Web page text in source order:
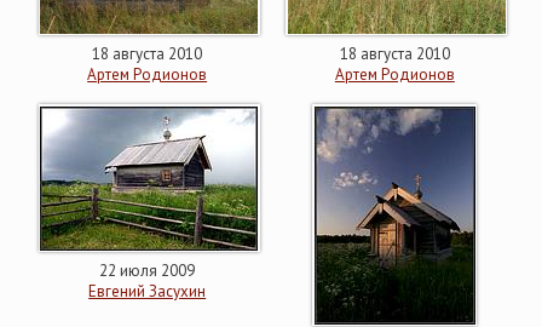
18 августа 2010
Артем Родионов
18 августа 2010
Артем Родионов
22 июля 2009
Евгений Засухин